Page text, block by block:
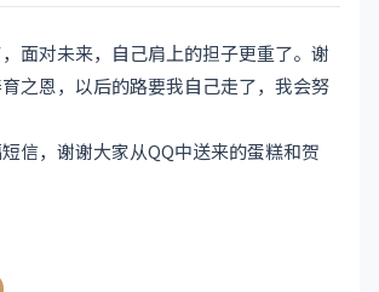
面对未来，自己肩上的担子更重了。谢
之恩，以后的路要我自己走了，我会努
信，谢谢大家从QQ中送来的蛋糕和贺